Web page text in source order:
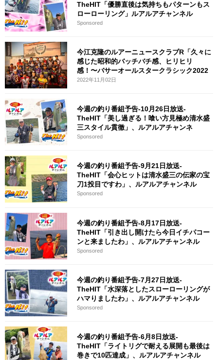
TheHIT「優勝直後は気持ちもパターンもス
ローローリング」ルアルアチャンネル
Sponsored
今江克隆のルアーニュースクラブR「久々に
感じた昭和的バッチバチ感、ヒリヒリ
感！〜バサーオールスタークラシック2022
2022年11月02日
今週の釣り番組予告-10月26日放送-
TheHIT「美し過ぎる！喰い方見極め清水盛
三スタイル貫徹」、ルアルアチャンネ
Sponsored
今週の釣り番組予告-9月21日放送-
TheHIT「会心ヒットは清水盛三の伝家の宝
刀1投目ですわ」、ルアルアチャンネル
Sponsored
今週の釣り番組予告-8月17日放送-
TheHIT「引き出し開けたら今日イチパコー
ンと来ましたわ」、ルアルアチャンネル
Sponsored
今週の釣り番組予告-7月27日放送-
TheHIT「水深落としたスローローリングが
ハマりましたわ」、ルアルアチャンネル
Sponsored
今週の釣り番組予告-6月8日放送-
TheHIT「ライトリグで耐える展開も最後は
巻きで10匹達成」、ルアルアチャンネル